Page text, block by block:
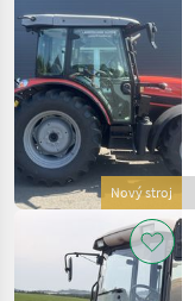
V)
Dorado
95
(Stage
V)
Explorer
70
Explorer
Falcon
50 DT
Nový stroj